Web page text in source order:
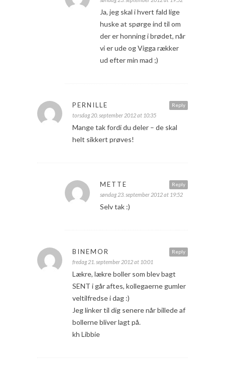
Ja, jeg skal i hvert fald lige
huske at spørge ind til om
der er honning i brødet, når
vi er ude og Vigga rækker
ud efter min mad ;)
Reply
PERNILLE
torsdag 20. september 2012 at 10:35
Mange tak fordi du deler – de skal
helt sikkert prøves!
Reply
METTE
søndag 23. september 2012 at 19:52
Selv tak :)
Reply
BINEMOR
fredag 21. september 2012 at 10:01
Lækre, lækre boller som blev bagt
SENT i går aftes, kollegaerne gumler
veltilfredse i dag :)
Jeg linker til dig senere når billede af
bollerne bliver lagt på.
kh Libbie